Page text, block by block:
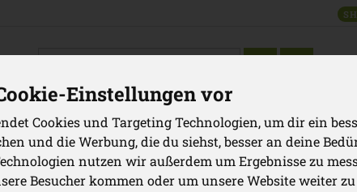
Einstellungen vor
Cookies und Targeting Technologien, um dir ein
und die Werbung, die du siehst, besser an deine
nutzen wir außerdem um Ergebnisse zu
Besucher kommen oder um unsere Website weiter
Produkt
GRILLEN VORRATSKAMMER GETRÄNKE
Produkte Backwaren